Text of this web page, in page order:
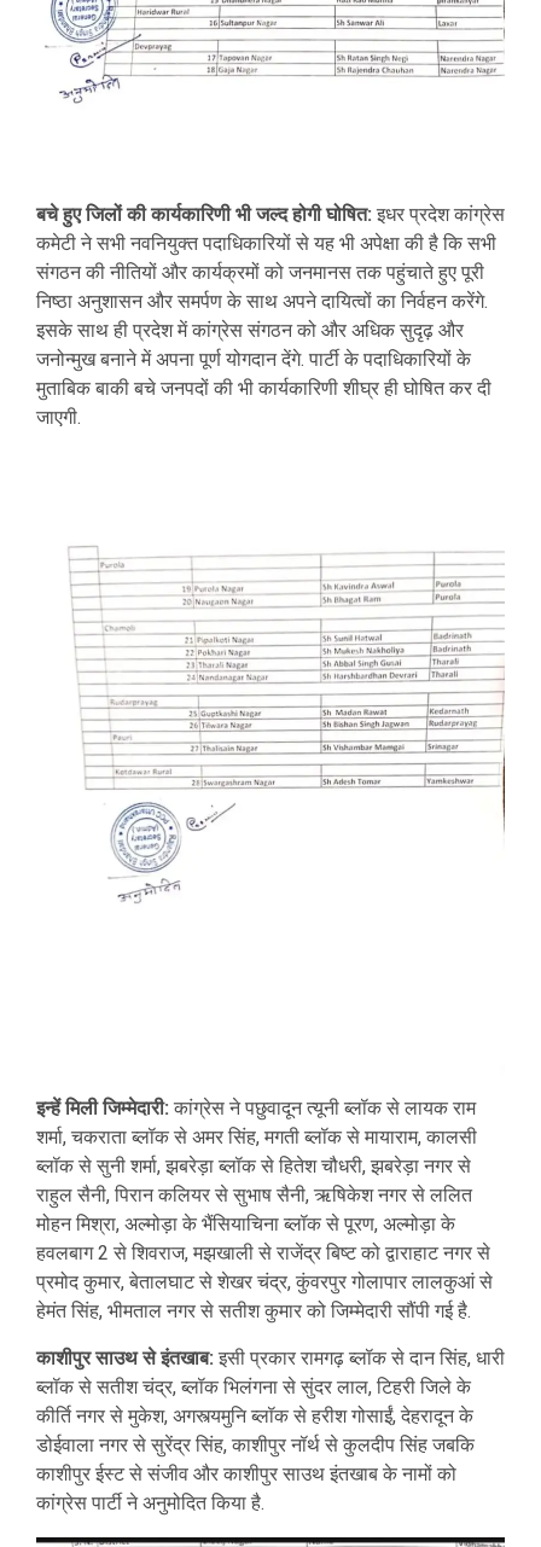
बचे हुए जिलों की कार्यकारिणी भी जल्द होगी घोषित: इधर प्रदेश कांग्रेस
कमेटी ने सभी नवनियुक्त पदाधिकारियों से यह भी अपेक्षा की है कि सभी
संगठन की नीतियों और कार्यक्रमों को जनमानस तक पहुंचाते हुए पूरी
निष्ठा अनुशासन और समर्पण के साथ अपने दायित्वों का निर्वहन करेंगे.
इसके साथ ही प्रदेश में कांग्रेस संगठन को और अधिक सुदृढ़ और
जनोन्मुख बनाने में अपना पूर्ण योगदान देंगे. पार्टी के पदाधिकारियों के
मुताबिक बाकी बचे जनपदों की भी कार्यकारिणी शीघ्र ही घोषित कर दी
जाएगी.
इन्हें मिली जिम्मेदारी: कांग्रेस ने पछुवादून त्यूनी ब्लॉक से लायक राम
शर्मा, चकराता ब्लॉक से अमर सिंह, मगती ब्लॉक से मायाराम, कालसी
ब्लॉक से सुनी शर्मा, झबरेड़ा ब्लॉक से हितेश चौधरी, झबरेड़ा नगर से
राहुल सैनी, पिरान कलियर से सुभाष सैनी, ऋषिकेश नगर से ललित
मोहन मिश्रा, अल्मोड़ा के भैंसियाचिना ब्लॉक से पूरण, अल्मोड़ा के
हवलबाग 2 से शिवराज, मझखाली से राजेंद्र बिष्ट को द्वाराहाट नगर से
प्रमोद कुमार, बेतालघाट से शेखर चंद्र, कुंवरपुर गोलापार लालकुआं से
हेमंत सिंह, भीमताल नगर से सतीश कुमार को जिम्मेदारी सौंपी गई है.
काशीपुर साउथ से इंतखाब: इसी प्रकार रामगढ़ ब्लॉक से दान सिंह, धारी
ब्लॉक से सतीश चंद्र, ब्लॉक भिलंगना से सुंदर लाल, टिहरी जिले के
कीर्ति नगर से मुकेश, अगस्त्यमुनि ब्लॉक से हरीश गोसाईं, देहरादून के
डोईवाला नगर से सुरेंद्र सिंह, काशीपुर नॉर्थ से कुलदीप सिंह जबकि
काशीपुर ईस्ट से संजीव और काशीपुर साउथ इंतखाब के नामों को
कांग्रेस पार्टी ने अनुमोदित किया है.